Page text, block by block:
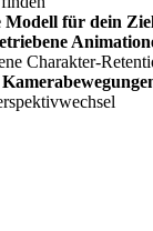
Modell für dein
Charakter-